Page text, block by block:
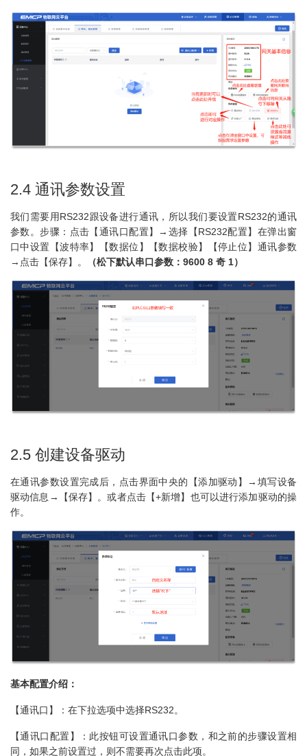
2.4 通讯参数设置
我们需要用RS232跟设备进行通讯，所以我们要设置RS232的通讯
参数。步骤：点击【通讯口配置】→选择【RS232配置】在弹出窗
口中设置【波特率】【数据位】【数据校验】【停止位】通讯参数
→点击【保存】。
（松下默认串口参数：9600 8 奇 1）
2.5 创建设备驱动
在通讯参数设置完成后，点击界面中央的【添加驱动】→填写设备
驱动信息→【保存】。或者点击【+新增】也可以进行添加驱动的操
作。
基本配置介绍：
【通讯口】：在下拉选项中选择RS232。
【通讯口配置】：此按钮可设置通讯口参数，和之前的步骤设置相
同，如果之前设置过，则不需要再次点击此项。